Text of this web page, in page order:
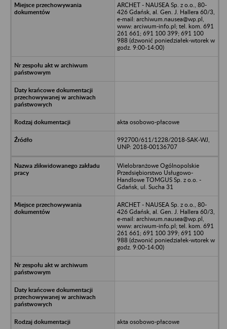
ARCHET - NAUSEA Sp. z o.o., 80-
426 Gdańsk, al. Gen. J. Hallera 60/3,
e-mail: archiwum.nausea@wp.pl,
www: arciwum-info.pl; tel. kom. 691
261 661; 691 100 399; 691 100
988 (dzwonić poniedziałek-wtorek w
godz. 9:00-14:00)
akta osobowo-płacowe
992700/611/1228/2018-SAK-WJ,
UNP: 2018-00136707
Wielobranżowe Ogólnopolskie
Przedsiębiorstwo Usługowo-
Handlowe TOMGUS Sp. z o.o. -
Gdańsk, ul. Sucha 31
ARCHET - NAUSEA Sp. z o.o., 80-
426 Gdańsk, al. Gen. J. Hallera 60/3,
e-mail: archiwum.nausea@wp.pl,
www: arciwum-info.pl; tel. kom. 691
261 661; 691 100 399; 691 100
988 (dzwonić poniedziałek-wtorek w
godz. 9:00-14:00)
akta osobowo-płacowe